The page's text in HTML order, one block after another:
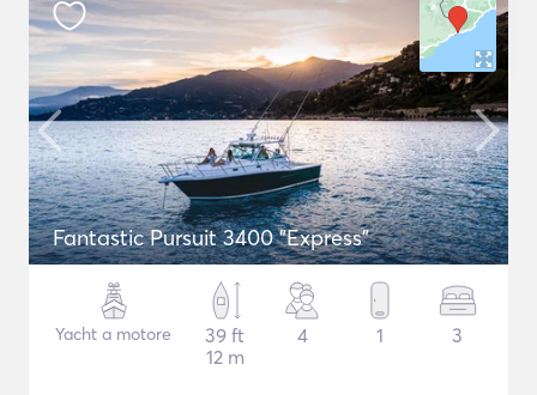
Fantastic Pursuit 3400 "Express"
Yacht a motore
39 ft
12 m
4 1 3